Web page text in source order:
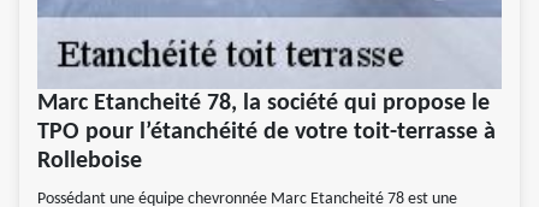
Marc Etancheité 78, la société qui propose le
TPO pour l’étanchéité de votre toit-terrasse à
Rolleboise
Possédant une équipe chevronnée Marc Etancheité 78 est une